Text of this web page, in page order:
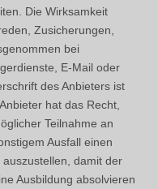
Die Wirksamkeit
Zusicherungen,
bei
E-Mail oder
des Anbieters ist
hat das Recht,
Teilnahme an
Ausfall einen
damit der
Ausbildung absolvieren